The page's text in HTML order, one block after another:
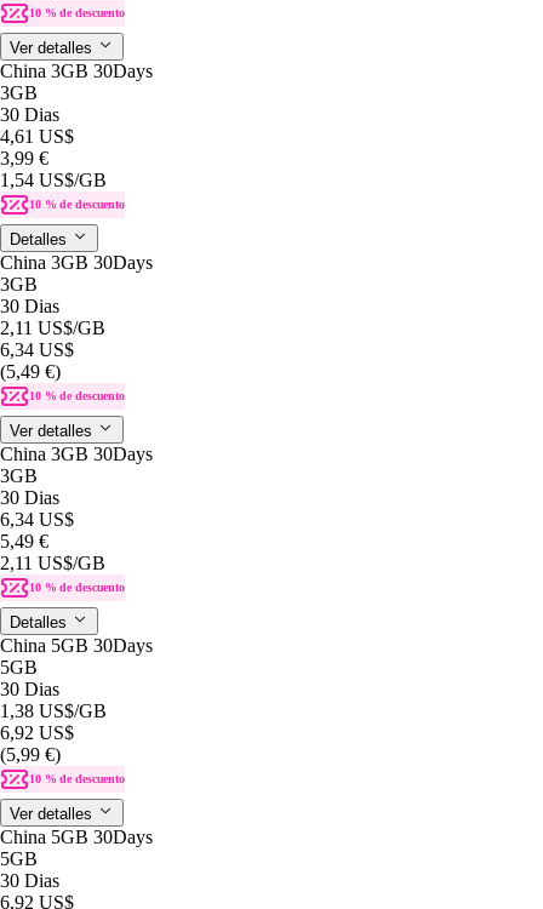
10 % de descuento
Ver detalles
China 3GB 30Days
3GB
30 Dias
4,61 US$
3,99 €
1,54 US$/GB
10 % de descuento
Detalles
China 3GB 30Days
3GB
30 Dias
2,11 US$/GB
6,34 US$
(5,49 €)
10 % de descuento
Ver detalles
China 3GB 30Days
3GB
30 Dias
6,34 US$
5,49 €
2,11 US$/GB
10 % de descuento
Detalles
China 5GB 30Days
5GB
30 Dias
1,38 US$/GB
6,92 US$
(5,99 €)
10 % de descuento
Ver detalles
China 5GB 30Days
5GB
30 Dias
6,92 US$